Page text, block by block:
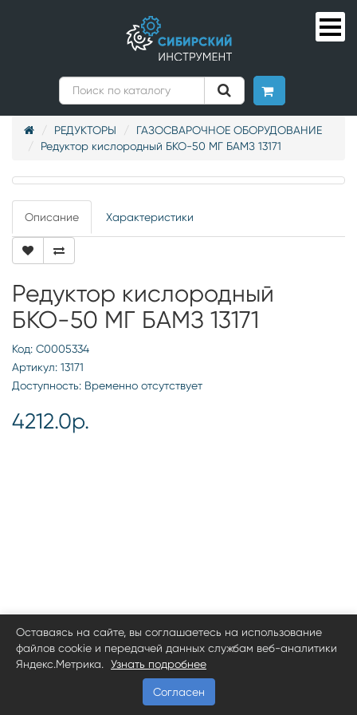
РЕДУКТОРЫ
ГАЗОСВАРОЧНОЕ ОБОРУДОВАНИЕ
Редуктор кислородный БКО-50 МГ БАМЗ 13171
Описание Характеристики
Редуктор кислородный
БКО-50 МГ БАМЗ 13171
Код: С0005334
Артикул: 13171
Доступность: Временно отсутствует
4212.0р.
Оставаясь на сайте, вы соглашаетесь на использование
файлов cookie и передачей данных службам веб-аналитики
Яндекс.Метрика.
Узнать подробнее
Согласен